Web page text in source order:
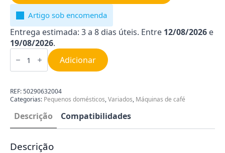
Artigo sob encomenda
Entrega estimada: 3 a 8 dias úteis. Entre 12/08/2026 e
19/08/2026.
Quantidade
de
horas
de
café
AEG
Electrolux
50290632004
Adicionar
REF:50290632004
Categorias: Pequenos domésticos,Variados, Máquinas de café
Descrição Compatibilidades
Descrição